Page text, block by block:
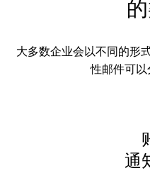
大多数企业会以不同的形
性邮件可以
通